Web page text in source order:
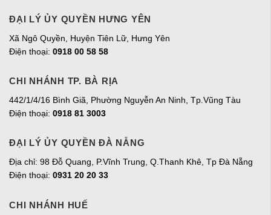
ĐẠI LÝ ỦY QUYỀN HƯNG YÊN
Xã Ngô Quyền, Huyện Tiên Lữ, Hưng Yên
Điện thoại: 0918 00 58 58
CHI NHÁNH TP. BÀ RỊA
442/1/4/16 Bình Giã, Phường Nguyễn An Ninh, Tp.Vũng Tàu
Điện thoại: 0918 81 3003
ĐẠI LÝ ỦY QUYỀN ĐÀ NẴNG
Địa chỉ: 98 Đỗ Quang, P.Vĩnh Trung, Q.Thanh Khê, Tp Đà Nẵng
Điện thoại: 0931 20 20 33
CHI NHÁNH HUẾ